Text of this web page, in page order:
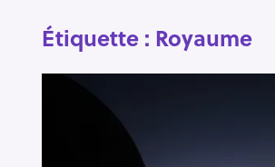
Étiquette : Royaume